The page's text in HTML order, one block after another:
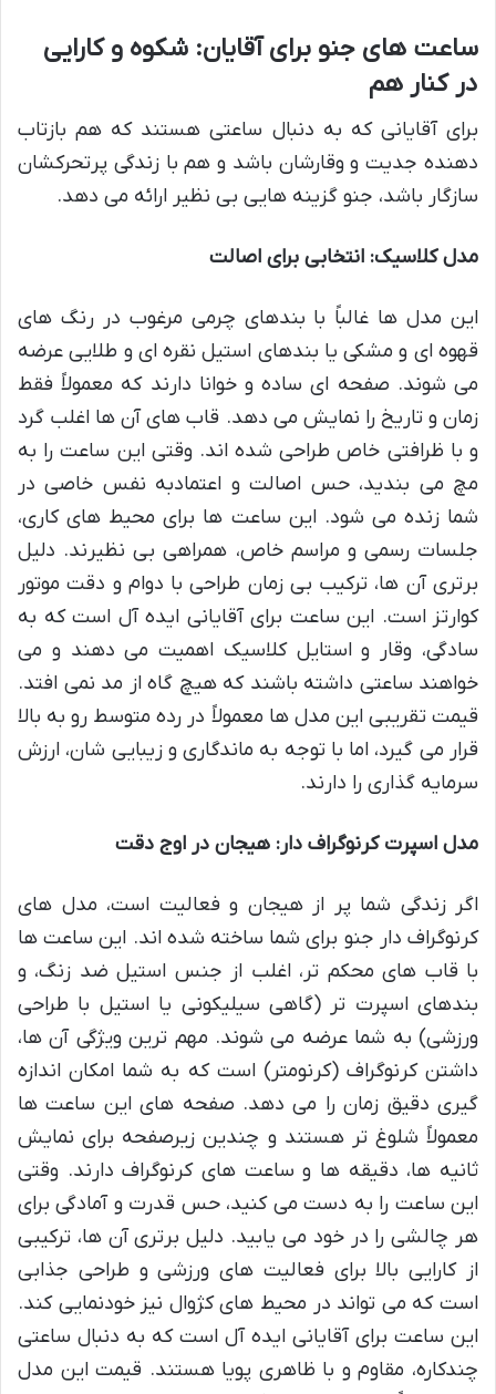
ساعت های جنو برای آقایان: شکوه و کارایی
در کنار هم
برای آقایانی که به دنبال ساعتی هستند که هم بازتاب
دهنده جدیت و وقارشان باشد و هم با زندگی پرتحرکشان
سازگار باشد، جنو گزینه هایی بی نظیر ارائه می دهد.
مدل کلاسیک: انتخابی برای اصالت
این مدل ها غالباً با بندهای چرمی مرغوب در رنگ های
قهوه ای و مشکی یا بندهای استیل نقره ای و طلایی عرضه
می شوند. صفحه ای ساده و خوانا دارند که معمولاً فقط
زمان و تاریخ را نمایش می دهد. قاب های آن ها اغلب گرد
و با ظرافتی خاص طراحی شده اند. وقتی این ساعت را به
مچ می بندید، حس اصالت و اعتمادبه نفس خاصی در
شما زنده می شود. این ساعت ها برای محیط های کاری،
جلسات رسمی و مراسم خاص، همراهی بی نظیرند. دلیل
برتری آن ها، ترکیب بی زمان طراحی با دوام و دقت موتور
کوارتز است. این ساعت برای آقایانی ایده آل است که به
سادگی، وقار و استایل کلاسیک اهمیت می دهند و می
خواهند ساعتی داشته باشند که هیچ گاه از مد نمی افتد.
قیمت تقریبی این مدل ها معمولاً در رده متوسط رو به بالا
قرار می گیرد، اما با توجه به ماندگاری و زیبایی شان، ارزش
سرمایه گذاری را دارند.
مدل اسپرت کرنوگراف دار: هیجان در اوج دقت
اگر زندگی شما پر از هیجان و فعالیت است، مدل های
کرنوگراف دار جنو برای شما ساخته شده اند. این ساعت ها
با قاب های محکم تر، اغلب از جنس استیل ضد زنگ، و
بندهای اسپرت تر (گاهی سیلیکونی یا استیل با طراحی
ورزشی) به شما عرضه می شوند. مهم ترین ویژگی آن ها،
داشتن کرنوگراف (کرنومتر) است که به شما امکان اندازه
گیری دقیق زمان را می دهد. صفحه های این ساعت ها
معمولاً شلوغ تر هستند و چندین زیرصفحه برای نمایش
ثانیه ها، دقیقه ها و ساعت های کرنوگراف دارند. وقتی
این ساعت را به دست می کنید، حس قدرت و آمادگی برای
هر چالشی را در خود می یابید. دلیل برتری آن ها، ترکیبی
از کارایی بالا برای فعالیت های ورزشی و طراحی جذابی
است که می تواند در محیط های کژوال نیز خودنمایی کند.
این ساعت برای آقایانی ایده آل است که به دنبال ساعتی
چندکاره، مقاوم و با ظاهری پویا هستند. قیمت این مدل